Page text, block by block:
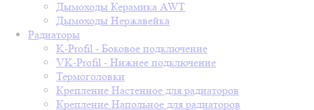
Дымоходы Керамика AWT
Дымоходы Нержавейка
Радиаторы
K-Profil - Боковое подключение
VK-Profil - Нижнее подключение
Термоголовки
Крепление Настенное для радиаторов
Крепление Напольное для радиаторов